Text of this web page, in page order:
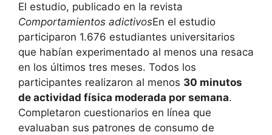
El estudio, publicado en la revista
Comportamientos adictivosEn el estudio
participaron 1.676 estudiantes universitarios
que habían experimentado al menos una resaca
en los últimos tres meses. Todos los
participantes realizaron al menos 30 minutos
de actividad física moderada por semana.
Completaron cuestionarios en línea que
evaluaban sus patrones de consumo de